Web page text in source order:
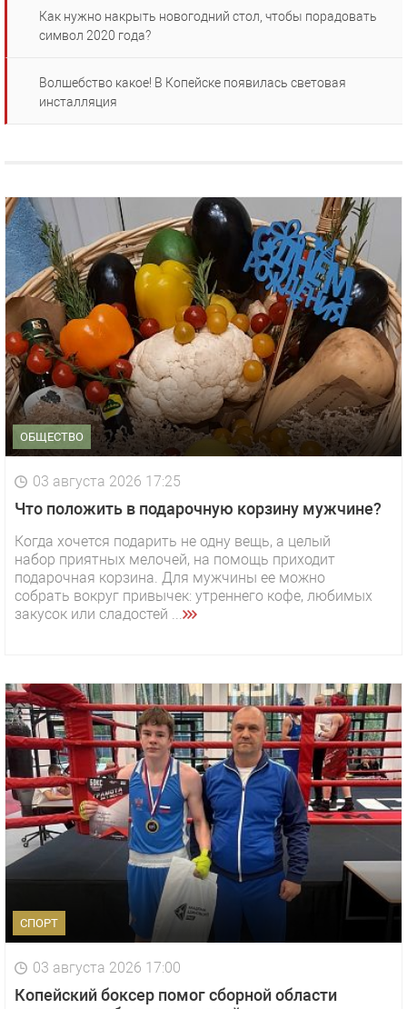
Как нужно накрыть новогодний стол, чтобы порадовать
символ 2020 года?
Волшебство какое! В Копейске появилась световая
инсталляция
ОБЩЕСТВО
03 августа 2026 17:25
Что положить в подарочную корзину мужчине?
Когда хочется подарить не одну вещь, а целый
набор приятных мелочей, на помощь приходит
подарочная корзина. Для мужчины ее можно
собрать вокруг привычек: утреннего кофе, любимых
закусок или сладостей ...
СПОРТ
03 августа 2026 17:00
Копейский боксер помог сборной области